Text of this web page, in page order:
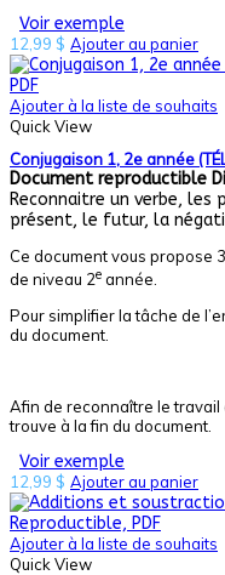
Voir exemple
12,99 $ Ajouter au panier
Ajouter à la liste de souhaits
Quick View
Conjugaison 1, 2e année
Document reproductible
Reconnaitre un verbe, les
présent, le futur, la
Ce document vous propose
de niveau 2e année.
Pour simplifier la tâche de
du document.
Afin de reconnaître le travail
trouve à la fin du document.
Voir exemple
12,99 $ Ajouter au panier
Ajouter à la liste de souhaits
Quick View